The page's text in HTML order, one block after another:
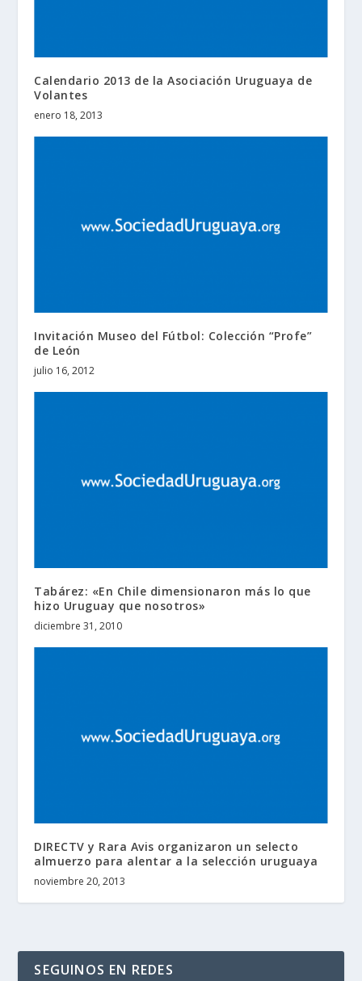
Calendario 2013 de la Asociación Uruguaya de
Volantes
enero 18, 2013
Invitación Museo del Fútbol: Colección “Profe”
de León
julio 16, 2012
Tabárez: «En Chile dimensionaron más lo que
hizo Uruguay que nosotros»
diciembre 31, 2010
DIRECTV y Rara Avis organizaron un selecto
almuerzo para alentar a la selección uruguaya
noviembre 20, 2013
SEGUINOS EN REDES